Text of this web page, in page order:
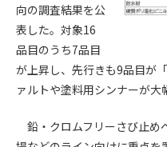
向の調査結果を公
表した。対象16
品目のうち7品目
が上昇し、先行きも9品目が
ァルトや塗料用シンナーが大
鉛・クロムフリーさび止め
第2条（規約の変更）
本規約は、会員の了承を得
あります。変更内容は、建
ちに全ての会員が了承した
第4条（会員審査および資格
後、管理者がこれを承認し